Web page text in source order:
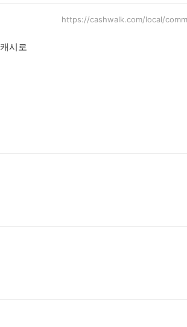
https://cashwalk.com/local/
시로